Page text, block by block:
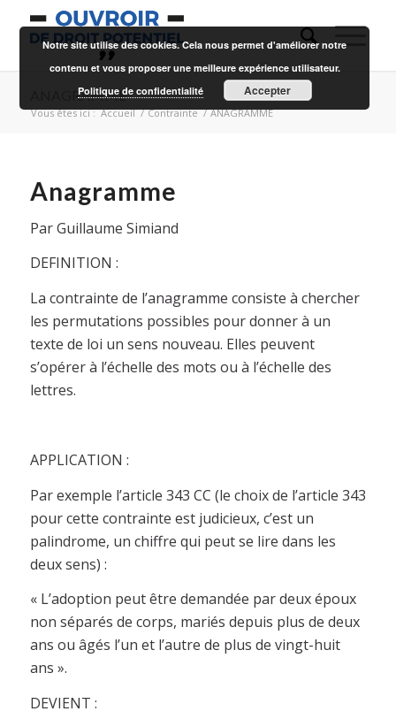
ANAGRAMME
Vous êtes ici : Accueil / Contrainte / ANAGRAMME
Anagramme
Par Guillaume Simiand
DEFINITION :
La contrainte de l’anagramme consiste à chercher
les permutations possibles pour donner à un
texte de loi un sens nouveau. Elles peuvent
s’opérer à l’échelle des mots ou à l’échelle des
lettres.
APPLICATION :
Par exemple l’article 343 CC (le choix de l’article 343
pour cette contrainte est judicieux, c’est un
palindrome, un chiffre qui peut se lire dans les
deux sens) :
« L’adoption peut être demandée par deux époux
non séparés de corps, mariés depuis plus de deux
ans ou âgés l’un et l’autre de plus de vingt-huit
ans ».
DEVIENT :
Notre site utilise des cookies. Cela nous permet d'améliorer notre
contenu et vous proposer une meilleure expérience utilisateur.
Politique de confidentialité
Accepter